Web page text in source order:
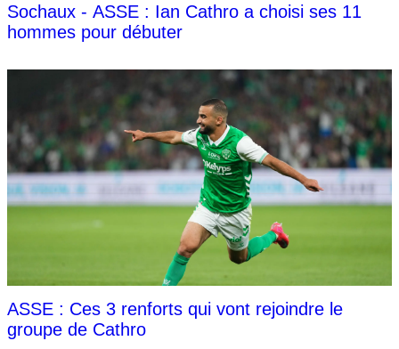
Sochaux - ASSE : Ian Cathro a choisi ses 11
hommes pour débuter
ASSE : Ces 3 renforts qui vont rejoindre le
groupe de Cathro